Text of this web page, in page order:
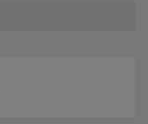
damit